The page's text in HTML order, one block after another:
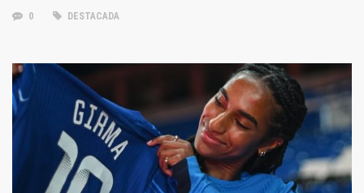
0 DESTACADA